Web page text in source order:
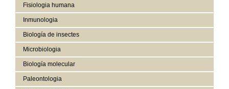
Fisiologia humana
Inmunologia
Biología de insectes
Microbiologia
Biología molecular
Paleontologia